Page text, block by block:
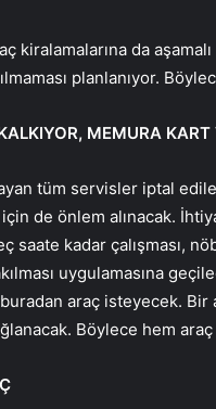
kiralamalarına da
planlanıyor.
MEMURA KART
tüm servisler iptal
için de önlem alınacak.
saate kadar çalışması,
uygulamasına
araç isteyecek. Bir
Böylece hem